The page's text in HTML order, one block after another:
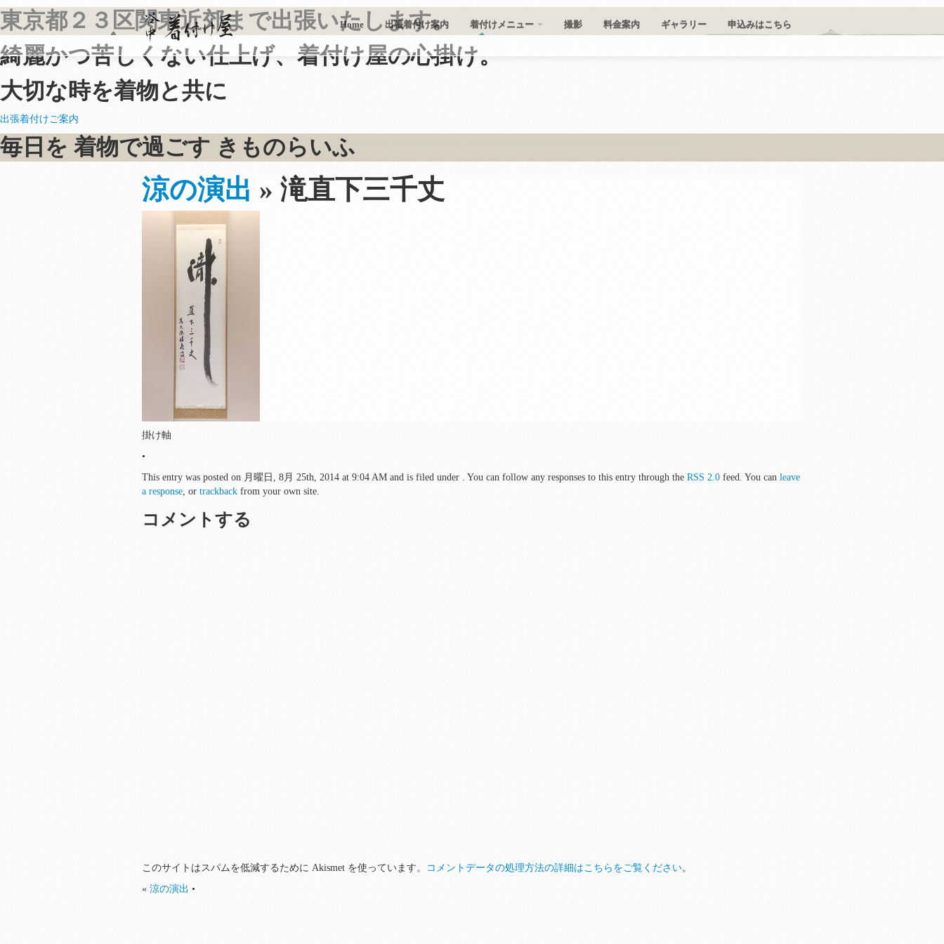
Home 出張着付け案内 着付けメニュー 撮影 料金案内 ギャラリー 申込みはこちら
東京都２３区関東近郊まで出張いたします。
綺麗かつ苦しくない仕上げ、 着付け屋の心掛け。
大切な時を着物と共に
出張着付けご案内
毎日を 着物で過ごす きものらいふ
涼の演出 » 滝直下三千丈
掛け軸
•
This entry was posted on 月曜日, 8月 25th, 2014 at 9:04 AM and is filed under . You can follow any responses to this entry through the RSS 2.0 feed. You can leave
a response, or trackback from your own site.
コメントする
このサイトはスパムを低減するために Akismet を使っています。 コメントデータの処理方法の詳細はこちらをご覧ください。
« 涼の演出 •